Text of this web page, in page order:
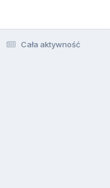
Cała aktywność